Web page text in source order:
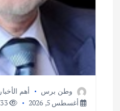
وطن برس أهم الأخبار
أغسطس 5, 2026
33 views